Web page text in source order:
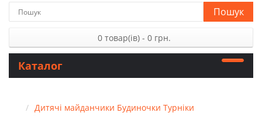
Пошук
0 товар(ів) - 0 грн.
Каталог
Дитячі майданчики Будиночки Турніки